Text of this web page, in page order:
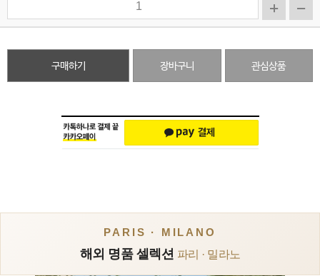
구매하기 장바구니 관심상품
PARIS · MILANO
해외 명품 셀렉션 파리 · 밀라노